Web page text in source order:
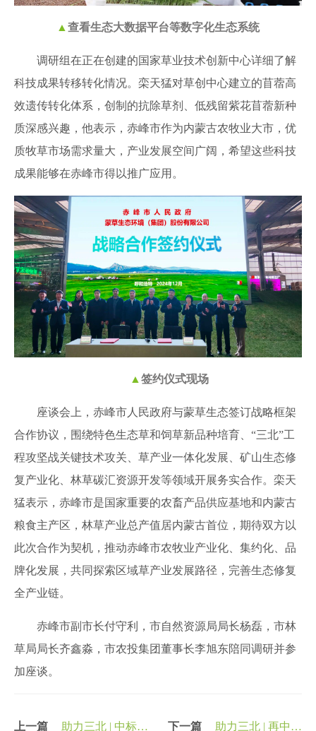
▲ 查看生态大数据平台等数字化生态系统
调研组在正在创建的国家草业技术创新中心详细了解
科技成果转移转化情况。栾天猛对草创中心建立的苜蓿高
效遗传转化体系，创制的抗除草剂、低残留紫花苜蓿新种
质深感兴趣，他表示，赤峰市作为内蒙古农牧业大市，优
质牧草市场需求量大，产业发展空间广阔，希望这些科技
成果能够在赤峰市得以推广应用。
▲ 签约仪式现场
座谈会上，赤峰市人民政府与蒙草生态签订战略框架
合作协议，围绕特色生态草和饲草新品种培育、“三北”工
程攻坚战关键技术攻关、草产业一体化发展、矿山生态修
复产业化、林草碳汇资源开发等领域开展务实合作。栾天
猛表示，赤峰市是国家重要的农畜产品供应基地和内蒙古
粮食主产区，林草产业总产值居内蒙古首位，期待双方以
此次合作为契机，推动赤峰市农牧业产业化、集约化、品
牌化发展，共同探索区域草产业发展路径，完善生态修复
全产业链。
赤峰市副市长付守利，市自然资源局局长杨磊，市林
草局局长齐鑫淼，市农投集团董事长李旭东陪同调研并参
加座谈。
上一篇 助力三北 | 中标 下一篇 助力三北 | 再中标